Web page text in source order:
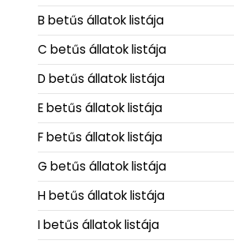
B betűs állatok listája
C betűs állatok listája
D betűs állatok listája
E betűs állatok listája
F betűs állatok listája
G betűs állatok listája
H betűs állatok listája
I betűs állatok listája